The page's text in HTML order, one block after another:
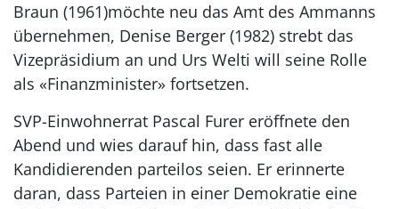
Braun (1961)möchte neu das Amt des Ammanns
übernehmen, Denise Berger (1982) strebt das
Vizepräsidium an und Urs Welti will seine Rolle
als «Finanzminister» fortsetzen.
SVP-Einwohnerrat Pascal Furer eröffnete den
Abend und wies darauf hin, dass fast alle
Kandidierenden parteilos seien. Er erinnerte
daran, dass Parteien in einer Demokratie eine